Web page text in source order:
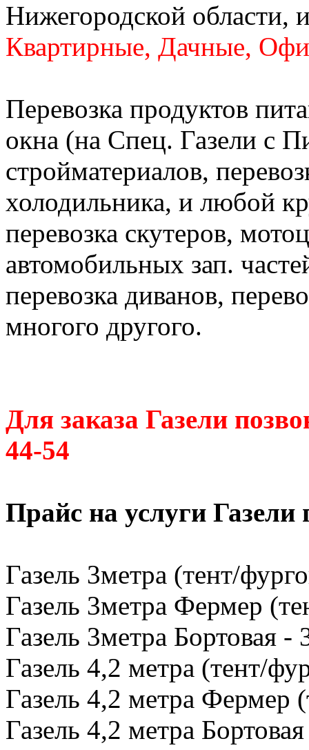
Нижегородской области,
Квартирные, Дачные,
Перевозка продуктов
окна (на Спец. Газели с
стройматериалов,
холодильника, и любой
перевозка скутеров,
автомобильных зап.
перевозка диванов,
многого другого.
Для заказа Газели
44-54
Прайс на услуги
Газель 3метра (тент/
Газель 3метра Фермер
Газель 3метра Бортовая -
Газель 4,2 метра (тент/
Газель 4,2 метра Фермер
Газель 4,2 метра